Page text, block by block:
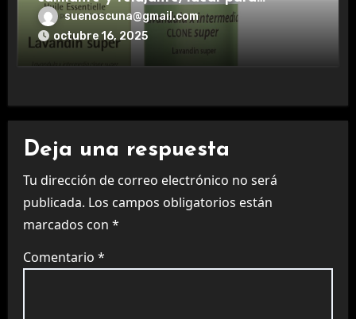
aromaterapia.
suenoscuna@gmail.com
octubre 16, 2025
Deja una respuesta
Tu dirección de correo electrónico no será
publicada. Los campos obligatorios están
marcados con *
Comentario *